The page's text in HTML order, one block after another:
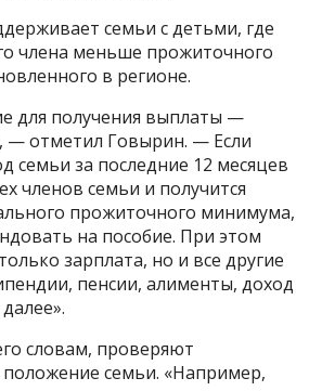
семьи с детьми, где
члена меньше прожиточного
в регионе.
для получения выплаты —
— отметил Говырин. — Если
семьи за последние 12 месяцев
членов семьи и получится
прожиточного минимума,
на пособие. При этом
зарплата, но и все другие
пенсии, алименты, доход
словам, проверяют
семьи. «Например,